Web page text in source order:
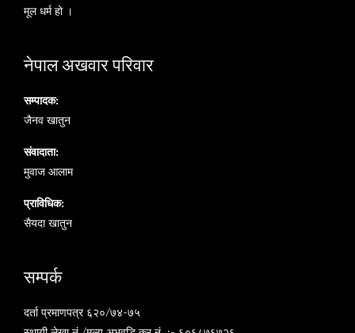
मूल धर्म हो ।
नेपाल अखवार परिवार
सम्पादक:
जैनव खातुन
संवादाता:
मुवाज आलाम
प्राविधिक:
सैयदा खातुन
सम्पर्क
दर्ता प्रमाणपत्र ६२०/७४-७५